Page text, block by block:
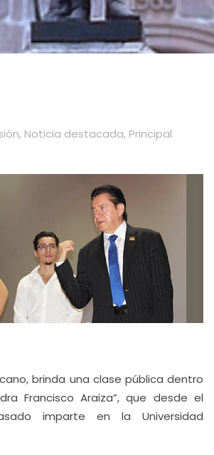
, Noticia destacada, Principal
brinda una clase pública dentro
Francisco Araiza”, que desde el
imparte en la Universidad